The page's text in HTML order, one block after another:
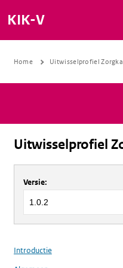
KIK-V
Home Uitwisselprofiel
Uitwisselprofiel
Over
Versie:
Introductie